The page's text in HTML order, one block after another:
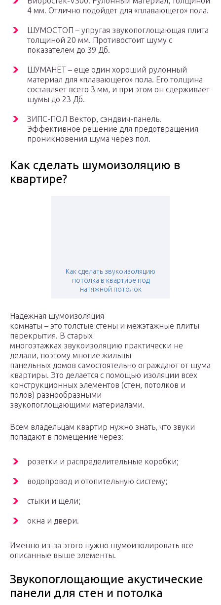
4 мм. Отлично подойдет для «плавающего» пола.
ШУМОСТОП – упругая звукопоглощающая плита
толщиной 20 мм. Противостоит шуму с
показателем до 39 Дб.
ШУМАНЕТ – еще один хороший рулонный
материал для «плавающего» пола. Его толщина
составляет всего 3 мм, и при этом он сдерживает
шумы до 23 Дб.
ЗИПС-ПОЛ Вектор, сэндвич-панель.
Эффективное решение для предотвращения
проникновения шума через пол.
Как сделать шумоизоляцию в
квартире?
Как сделать звукоизоляцию
потолка в квартире под
натяжной потолок
Надежная шумоизоляция
комнаты – это толстые стены и межэтажные плиты
перекрытия. В старых
многоэтажках звукоизоляцию практически не
делали, поэтому многие жильцы
панельных домов самостоятельно ограждают от шума
квартиры. Это делается с помощью изоляции всех
конструкционных элементов (стен, потолков и
полов) разнообразными
звукопоглощающими материалами.
Всем владельцам квартир нужно знать, что звуки
попадают в помещение через:
розетки и распределительные коробки;
водопровод и отопительную систему;
стыки и щели;
окна и двери.
Именно из-за этого нужно шумоизолировать все
описанные выше элементы.
Звукопоглощающие акустические
панели для стен и потолка